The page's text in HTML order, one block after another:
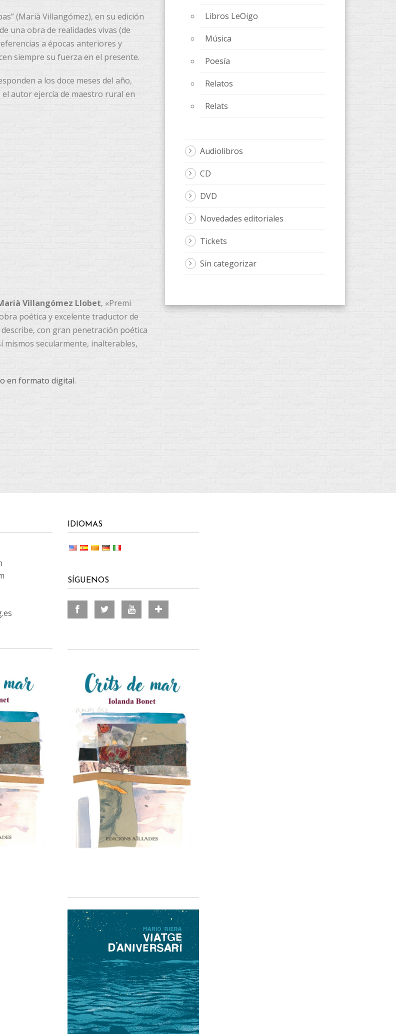
(Marià Villangómez), en su edición
una obra de realidades vivas (de
a épocas anteriores y
siempre su fuerza en el presente.
a los doce meses del año,
autor ejercía de maestro rural en
Villangómez Llobet, «Premi
poética y excelente traductor de
con gran penetración poética
mismos secularmente, inalterables,
en formato digital.
Libros LeOigo
Música
Poesía
Relatos
Relats
Audiolibros
CD
DVD
Novedades editoriales
Tickets
Sin categorizar
IDIOMAS
SÍGUENOS